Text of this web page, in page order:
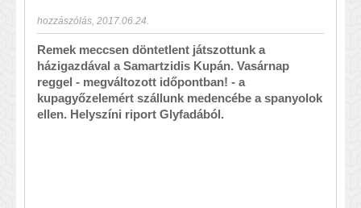
hozzászólás 2017.06.24.
Remek meccsen döntetlent játszottunk a
házigazdával a Samartzidis Kupán. Vasárnap
reggel - megváltozott időpontban! - a
kupagyőzelemért szállunk medencébe a spanyolok
ellen. Helyszíni riport Glyfadából.